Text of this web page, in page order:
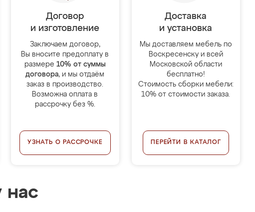
Договор
и изготовление
Заключаем договор,
Вы вносите предоплату в
размере 10% от суммы
договора, и мы отдаём
заказ в производство.
Возможна оплата в
рассрочку без %.
УЗНАТЬ О РАССРОЧКЕ
Доставка
и установка
Мы доставляем мебель по
Воскресенску и всей
Московской области
бесплатно!
Стоимость сборки мебели:
10% от стоимости заказа.
ПЕРЕЙТИ В КАТАЛОГ
нас